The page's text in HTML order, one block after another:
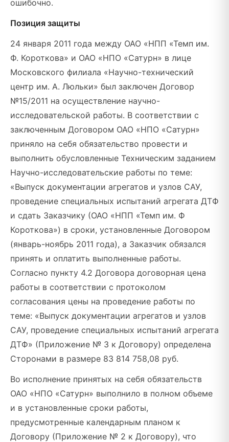
ошибочно.
Позиция защиты
24 января 2011 года между ОАО «НПП «Темп им.
Ф. Короткова» и ОАО «НПО «Сатурн» в лице
Московского филиала «Научно-технический
центр им. А. Люльки» был заключен Договор
№15/2011 на осуществление научно-
исследовательской работы. В соответствии с
заключенным Договором ОАО «НПО «Сатурн»
приняло на себя обязательство провести и
выполнить обусловленные Техническим заданием
Научно-исследовательские работы по теме:
«Выпуск документации агрегатов и узлов САУ,
проведение специальных испытаний агрегата ДТФ
и сдать Заказчику (ОАО «НПП «Темп им. Ф
Короткова») в сроки, установленные Договором
(январь-ноябрь 2011 года), а Заказчик обязался
принять и оплатить выполненные работы.
Согласно пункту 4.2 Договора договорная цена
работы в соответствии с протоколом
согласования цены на проведение работы по
теме: «Выпуск документации агрегатов и узлов
САУ, проведение специальных испытаний агрегата
ДТФ» (Приложение № 3 к Договору) определена
Сторонами в размере 83 814 758,08 руб.
Во исполнение принятых на себя обязательств
ОАО «НПО «Сатурн» выполнило в полном объеме
и в установленные сроки работы,
предусмотренные календарным планом к
Договору (Приложение № 2 к Договору), что